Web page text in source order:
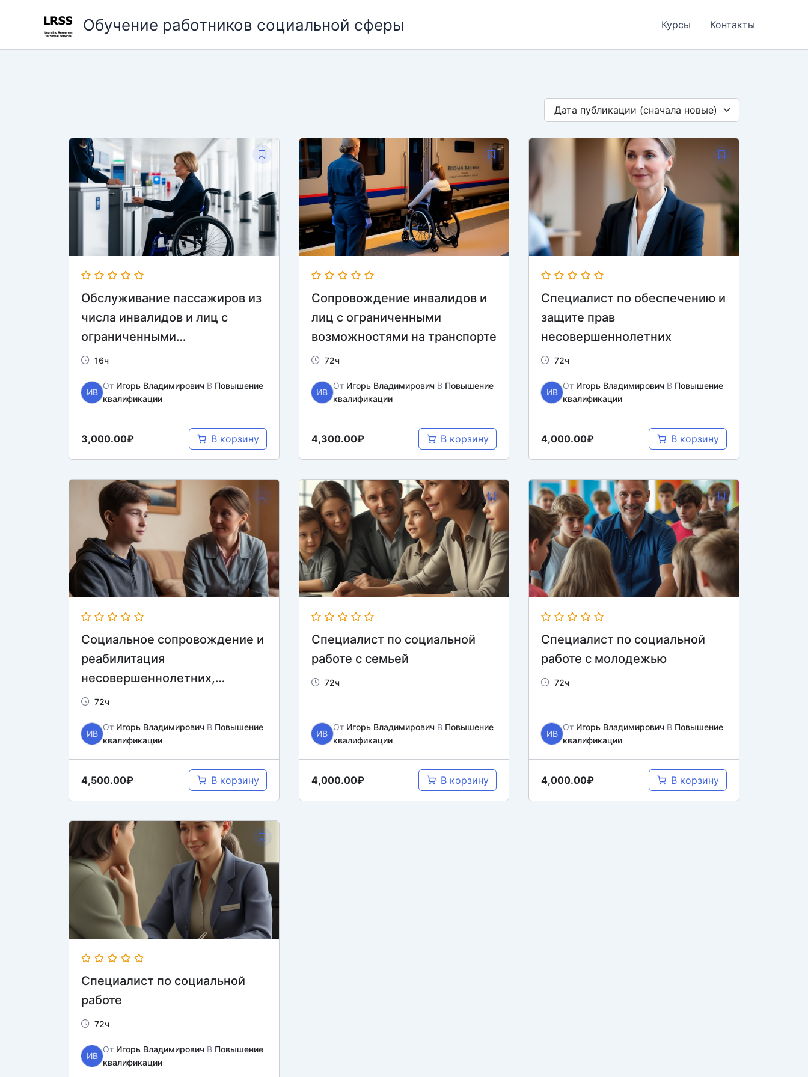
содержимому
Обучение работников социальной сферы Курсы Контакты
Дата публикации (сначала новые)
Обслуживание пассажиров из
числа инвалидов и лиц с
ограниченными
возможностями в аэропортах
16ч
ИВ
От Игорь Владимирович В Повышение
квалификации
3,000.00₽ В корзину
Сопровождение инвалидов и
лиц с ограниченными
возможностями на транспорте
72ч
ИВ
От Игорь ВладимировичВ Повышение
квалификации
4,300.00₽ В корзину
Специалист по обеспечению и
защите прав
несовершеннолетних
72ч
ИВ
От Игорь Владимирович В Повышение
квалификации
4,000.00₽ В корзину
Социальное сопровождение и
реабилитация
несовершеннолетних,
находящихся в конфликте с
72ч
ИВ
От Игорь Владимирович В Повышение
квалификации
4,500.00₽ В корзину
Специалист по социальной
работе с семьей
72ч
ИВ
От Игорь ВладимировичВ Повышение
квалификации
4,000.00₽ В корзину
Специалист по социальной
работе с молодежью
72ч
ИВ
От Игорь Владимирович В Повышение
квалификации
4,000.00₽ В корзину
Специалист по социальной
работе
72ч
ИВ
От Игорь Владимирович В Повышение
квалификации